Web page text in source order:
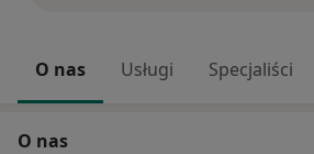
O nas Usługi Specjaliści
O nas